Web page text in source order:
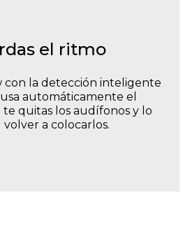
el ritmo
con la detección inteligente
automáticamente el
quitas los audífonos y lo
a colocarlos.